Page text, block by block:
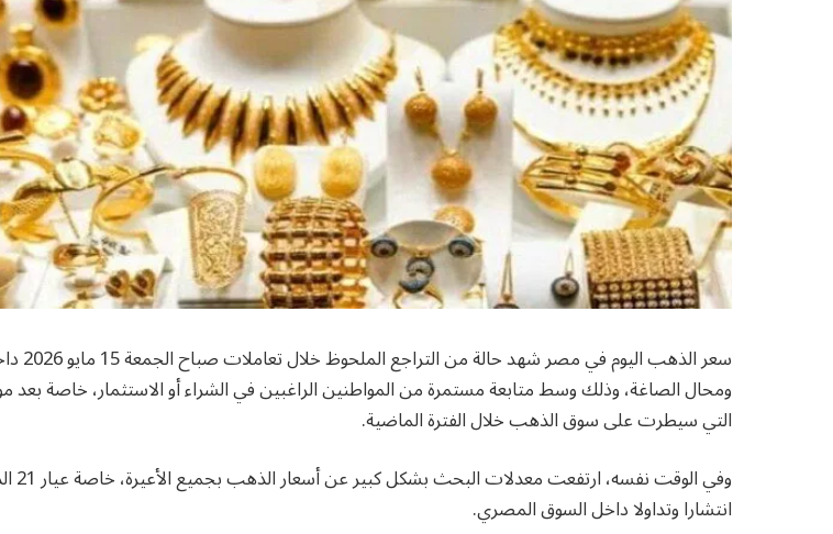
سعر الذهب
ومحال الصاغة، وذلك وسط متابعة مستمرة من المواطنين الراغبين في الشراء أو الاستثمار، خاصة بعد
التي سيطرت على سوق الذهب خلال الفترة الماضية.
وفي
انتشارا وتداولا داخل السوق المصري.